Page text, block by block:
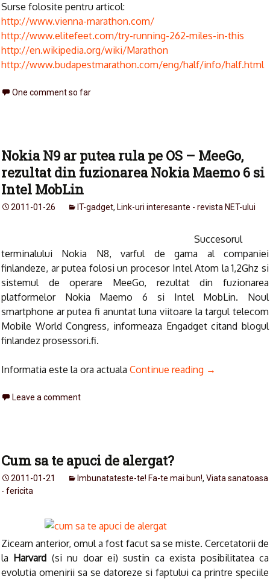
Surse folosite pentru articol:
http://www.vienna-marathon.com/
http://www.elitefeet.com/try-running-262-miles-in-this
http://en.wikipedia.org/wiki/Marathon
http://www.budapestmarathon.com/eng/half/info/half.html
One comment so far
Nokia N9 ar putea rula pe OS – MeeGo,
rezultat din fuzionarea Nokia Maemo 6 si
Intel MobLin
2011-01-26 IT-gadget, Link-uri interesante - revista NET-ului
Succesorul
terminalului Nokia N8, varful de gama al companiei
finlandeze, ar putea folosi un procesor Intel Atom la 1,2Ghz si
sistemul de operare MeeGo, rezultat din fuzionarea
platformelor Nokia Maemo 6 si Intel MobLin. Noul
smartphone ar putea fi anuntat luna viitoare la targul telecom
Mobile World Congress, informeaza Engadget citand blogul
finlandez prosessori.fi.
Informatia este la ora actuala Continue reading →
Leave a comment
Cum sa te apuci de alergat?
2011-01-21 Imbunatateste-te! Fa-te mai bun!, Viata sanatoasa
- fericita
Ziceam anterior, omul a fost facut sa se miste. Cercetatorii de
la Harvard (si nu doar ei) sustin ca exista posibilitatea ca
evolutia omenirii sa se datoreze si faptului ca printre speciile